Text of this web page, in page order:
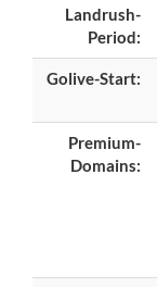
Landrush-
Period:
Golive-Start:
Premium-
Domains: